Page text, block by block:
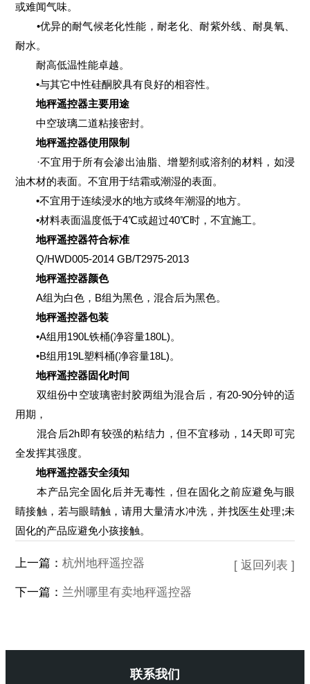
或难闻气味。
•优异的耐气候老化性能，耐老化、耐紫外线、耐臭氧、
耐水。
耐高低温性能卓越。
•与其它中性硅酮胶具有良好的相容性。
地秤遥控器主要用途
中空玻璃二道粘接密封。
地秤遥控器使用限制
·不宜用于所有会渗出油脂、增塑剂或溶剂的材料，如浸
油木材的表面。不宜用于结霜或潮湿的表面。
•不宜用于连续浸水的地方或终年潮湿的地方。
•材料表面温度低于4℃或超过40℃时，不宜施工。
地秤遥控器符合标准
Q/HWD005-2014 GB/T2975-2013
地秤遥控器颜色
A组为白色，B组为黑色，混合后为黑色。
地秤遥控器包装
•A组用190L铁桶(净容量180L)。
•B组用19L塑料桶(净容量18L)。
地秤遥控器固化时间
双组份中空玻璃密封胶两组为混合后，有20-90分钟的适
用期，
混合后2h即有较强的粘结力，但不宜移动，14天即可完
全发挥其强度。
地秤遥控器安全须知
本产品完全固化后并无毒性，但在固化之前应避免与眼
睛接触，若与眼睛触，请用大量清水冲洗，并找医生处理;未
固化的产品应避免小孩接触。
上一篇： 杭州地秤遥控器
下一篇： 兰州哪里有卖地秤遥控器
[ 返回列表 ]
联系我们